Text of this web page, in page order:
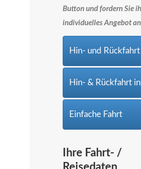
Button und fordern Sie
individuelles Angebot
Hin- und Rückfahrt
Hin- & Rückfahrt
Einfache Fahrt
Ihre Fahrt- /